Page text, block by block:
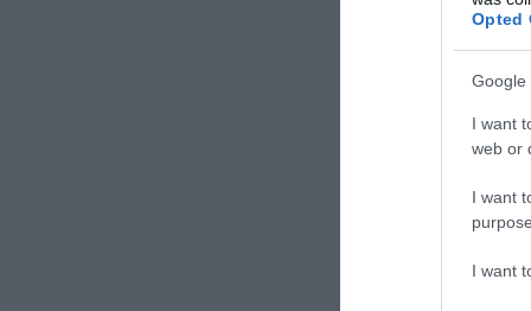
Opted
Google
I want
web or
I want
I want
Del resto
base siciliana
libera nel
ad oggi, i